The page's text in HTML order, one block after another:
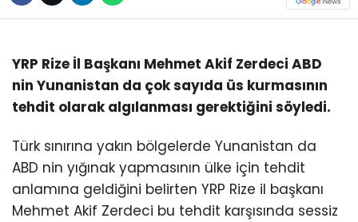
YRP Rize İl Başkanı Mehmet Akif Zerdeci ABD
nin Yunanistan da çok sayıda üs kurmasının
tehdit olarak algılanması gerektiğini söyledi.
Türk sınırına yakın bölgelerde Yunanistan da
ABD nin yığınak yapmasının ülke için tehdit
anlamına geldiğini belirten YRP Rize il başkanı
Mehmet Akif Zerdeci bu tehdit karşısında sessiz